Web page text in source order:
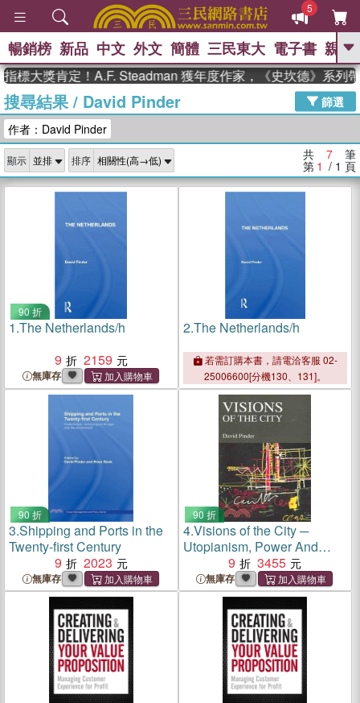
5
GO
熱搜： 高希均教授回憶錄
、 The Odyssey 、 父親節 、 如果歷
獎 臺灣漫遊錄 、 方念華 、 台灣的李
登輝時代
數學女孩：黎曼猜想 、
偉大的迷走神經
暢銷榜 新品 中文 外文 簡體 三民東大 電子書 親子
標大獎肯定！A.F. Steadman 獲年度作家，《史坎德》系列帶
搜尋結果/ David Pinder
篩選
作者：David Pinder
顯示 排序 共 7 筆
第 1 / 1 頁
90 折
1.The Netherlands/h
9
2159
無庫存
2.The Netherlands/h
若需訂購本書，請電洽客服 02-
25006600[分機130、131]。
90 折
3.Shipping and Ports in the
Twenty-first Century
9
2023
無庫存
90 折
4.Visions of the City ─
Utopianism, Power And
Politics in Twentieth-Century
Urbanism
9 3455
無庫存